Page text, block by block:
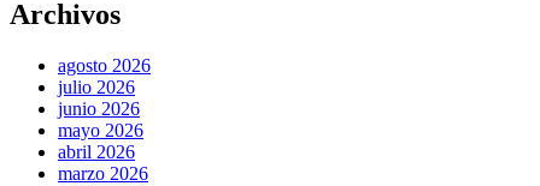
Archivos
agosto 2026
julio 2026
junio 2026
mayo 2026
abril 2026
marzo 2026